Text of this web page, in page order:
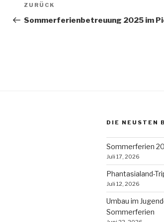
Vorheriger
Beitrag
ZURÜCK
Sommerferienbetreuung 2025 im
DIE NEUSTEN
Sommerferien
Juli 17, 2026
Phantasialand-
Juli 12, 2026
Umbau im
Sommerferien